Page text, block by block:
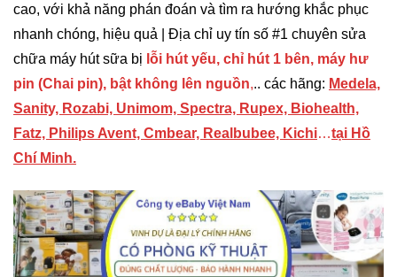
cao, với khả năng phán đoán và tìm ra hướng khắc phục
nhanh chóng, hiệu quả | Địa chỉ uy tín số #1 chuyên sửa
chữa máy hút sữa bị lỗi hút yếu, chỉ hút 1 bên, máy hư
pin (Chai pin), bật không lên nguồn,.. các hãng: Medela,
Sanity, Rozabi, Unimom, Spectra, Rupex, Biohealth,
Fatz, Philips Avent, Cmbear, Realbubee, Kichi…tại Hồ
Chí Minh.